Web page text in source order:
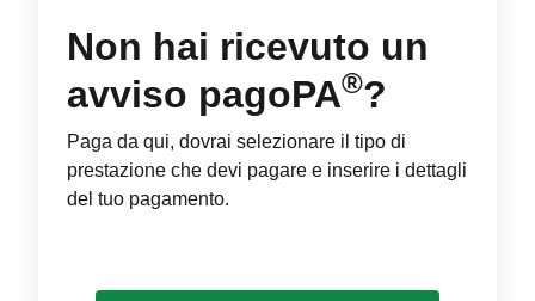
Non hai ricevuto un
avviso pagoPA®?
Paga da qui, dovrai selezionare il tipo di
prestazione che devi pagare e inserire i dettagli
del tuo pagamento.